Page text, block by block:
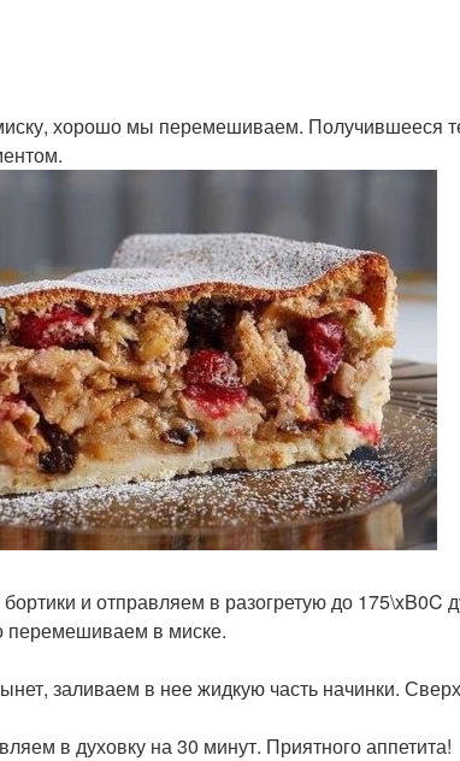
хорошо мы перемешиваем. Получившееся
и отправляем в разогретую до 175\xB0C
перемешиваем в миске.
заливаем в нее жидкую часть начинки.
в духовку на 30 минут. Приятного аппетита!